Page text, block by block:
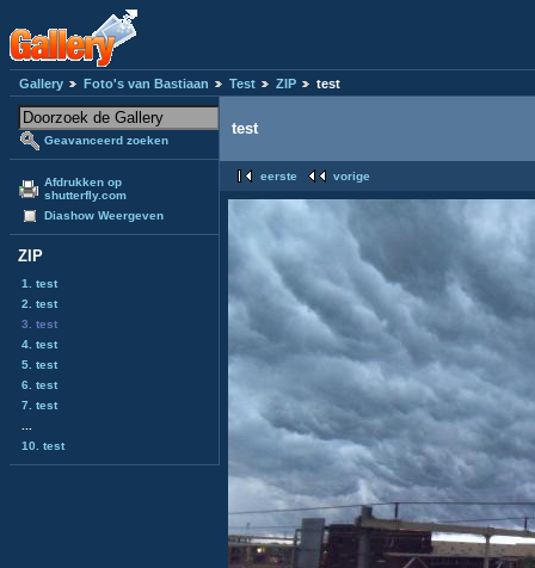
Gallery Foto's van Bastiaan Test ZIP test
Geavanceerd zoeken
Afdrukken op
shutterfly.com
Diashow Weergeven
ZIP
1. test
2. test
3. test
4. test
5. test
6. test
7. test
10. test
test
eerste vorige